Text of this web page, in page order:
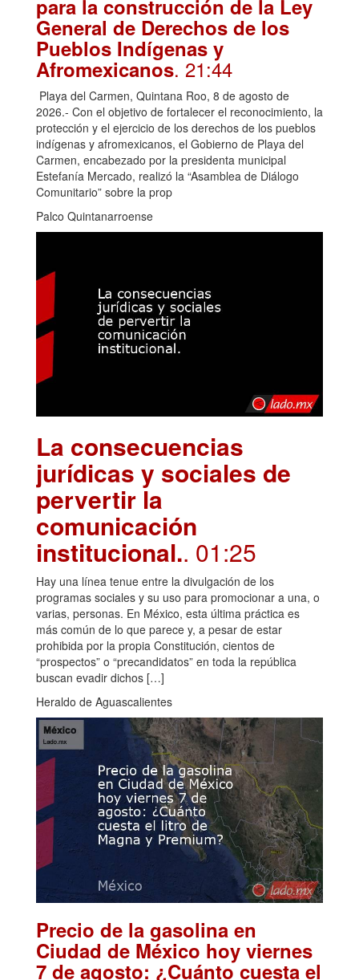
para la construcción de la Ley
General de Derechos de los
Pueblos Indígenas y
Afromexicanos. 21:44
Playa del Carmen, Quintana Roo, 8 de agosto de
2026.- Con el objetivo de fortalecer el reconocimiento, la
protección y el ejercicio de los derechos de los pueblos
indígenas y afromexicanos, el Gobierno de Playa del
Carmen, encabezado por la presidenta municipal
Estefanía Mercado, realizó la “Asamblea de Diálogo
Comunitario” sobre la prop
Palco Quintanarroense
La consecuencias
jurídicas y sociales de
pervertir la
comunicación
institucional.. 01:25
Hay una línea tenue entre la divulgación de los
programas sociales y su uso para promocionar a una, o
varias, personas. En México, esta última práctica es
más común de lo que parece y, a pesar de estar
prohibida por la propia Constitución, cientos de
“prospectos” o “precandidatos” en toda la república
buscan evadir dichos […]
Heraldo de Aguascalientes
Precio de la gasolina en
Ciudad de México hoy viernes
7 de agosto: ¿Cuánto cuesta el